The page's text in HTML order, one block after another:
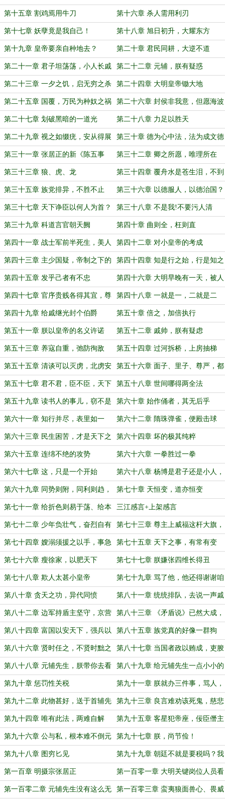
第十五章 割鸡焉用牛刀 第十六章 杀人需用利刃
第十七章 妖孽竟是我自己！ 第十八章 旭日初升，大耀东方
第十九章 皇帝要亲自种地去？ 第二十章 君民同耕，大逆不道
第二十一章 君子坦荡荡，小人长戚
戚
第二十二章 元辅，朕有疑惑
第二十三章 一夕之饥，启无穷之杀 第二十四章 大明皇帝锄大地
第二十五章 国覆，万民为种奴之祸 第二十六章 封侯非我意，但愿海波
平
第二十七章 划破黑暗的一道光 第二十八章 力足以胜天
第二十九章 视之如缀疣，安从得展
布
第三十章 德为心中法，法为成文德
第三十一章 张居正的新《陈五事
疏》
第三十二章 卿之所愿，唯理所在
第三十三章 狼、虎、龙 第三十四章 覆舟水是苍生泪，不到
横流君不知
第三十五章 族党排异，不胜不止
（为盟主“电饭煲菜谱”贺！）
第三十六章 以德服人，以德治国？
第三十七章 天下诤臣以何人为首？ 第三十八章 不是我!不要污人清
白！
第三十九章 科道言官朝天阙 第四十章 曲则全，枉则直
第四十一章 战士军前半死生，美人
帐下犹歌舞
第四十二章 对小皇帝的考成
第四十三章 主少国疑，帝制之下的
皇权缺位
第四十四章 知是行之始，行是知之
成
第四十五章 发乎己者有不忠 第四十六章 大明早晚有一天，被人
踹了摊子！
第四十七章 官序贵贱各得其宜，尊
卑长幼之序
第四十八章 一就是一，二就是二
第四十九章 给戚继光封个伯爵 第五十章 倍之，加倍执行
第五十一章 朕以皇帝的名义许诺 第五十二章 戚帅，朕有疑虑
第五十三章 养寇自重，弛防徇敌 第五十四章 过河拆桥，上房抽梯
第五十五章 清谈可以灭虏，北虏安
在？
第五十六章 面子、里子、尊严，都
是靠自己挣来的！
第五十七章 君不君，臣不臣，天下
大乱
第五十八章 世间哪得两全法
第五十九章 读书人的事儿，窃不是
偷
第六十章 始作俑者，其无后乎
第六十一章 知行并尽，表里如一 第六十二章 隋珠弹雀，便殿击球
第六十三章 民生困苦，才是天下之
大弊！
第六十四章 坏的极其纯粹
第六十五章 连绵不绝的攻势 第六十六章 一拳胜过一拳
第六十七章 这，只是一个开始 第六十八章 杨博是君子还是小人，
这是一个问题
第六十九章 同势则附，同利则趋，
同害则避
第七十章 天恒变，道亦恒变
第七十一章 给折色则易于荡、给本
色则可得实惠
三江感言+上架感言
第七十二章 少年负壮气，奋烈自有
时
第七十三章 尊主上威福这杆大旗，
我们晋党要扛！
第七十四章 嫂溺须援之以手，事急
从权宜之计
第七十五章 天下之事，有常有变
君子处事，有经有权
第七十六章 瘦徐家，以肥天下 第七十七章 朕嫌张四维长得丑
第七十八章 欺人太甚小皇帝 第七十九章 骂了他，他还得谢谢咱
们
第八十章 贪天之功，异代同愤 第八十一章 统统排队，去说一声戚
帅厉害！
第八十二章 边军持盾主坚守，京营
持矛主攻伐
第八十三章 《矛盾说》已然大成，
成书刊刻天下
第八十四章 富国以安天下，强兵以
诛不臣（为盟主“小飞毯”贺！）
第八十五章 族党真的好像一群狗
第八十六章 贤时任之，不贤时黜之 第八十七章 当国者政以贿成，吏朘
民膏以媚权门
第八十八章 元辅先生，朕带你去看
彩虹
第八十九章 给元辅先生一点小小的
科学震撼
第九十章 惩罚性关税 第九十一章 朕就办三件事，骂人，
骂人，还是骂人！
第九十二章 此物甚好，送于首辅先
生使用
第九十三章 良言难劝该死鬼，慈悲
不渡自绝人
第九十四章 唯有此法，两难自解 第九十五章 客星犯帝座，佞臣僭主
上
第九十六章 公与私，根本难不倒元
辅先生！
第九十七章 朕，尚节俭！
第九十八章 图穷匕见 第九十九章 朝廷不就是要税吗？我
们交！
第一百章 明摄宗张居正 第一百零一章 大明关键岗位人员看
板，可视化管理系统
第一百零二章 元辅先生没有这么无 第一百零三章 蛮夷狼面兽心、畏威